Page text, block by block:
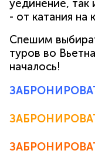
уединение, так
- от катания на
Спешим
туров во
началось!